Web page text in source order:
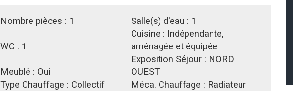
Nombre pièces : 1 Salle(s) d'eau : 1
WC : 1
Cuisine : Indépendante,
aménagée et équipée
Meublé : Oui
Exposition Séjour : NORD
OUEST
Type Chauffage : Collectif Méca. Chauffage : Radiateur